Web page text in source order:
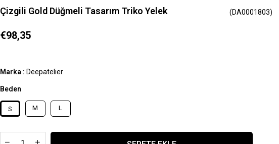
Çizgili Gold Düğmeli Tasarım Triko Yelek (DA0001803)
€98,35
Marka : Deepatelier
Beden
S M L